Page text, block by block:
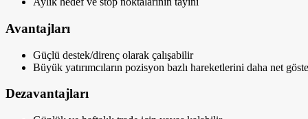
Avantajları
Güçlü destek/direnç olarak çalışabilir
Büyük yatırımcıların pozisyon bazlı hareketlerini daha net
Dezavantajları